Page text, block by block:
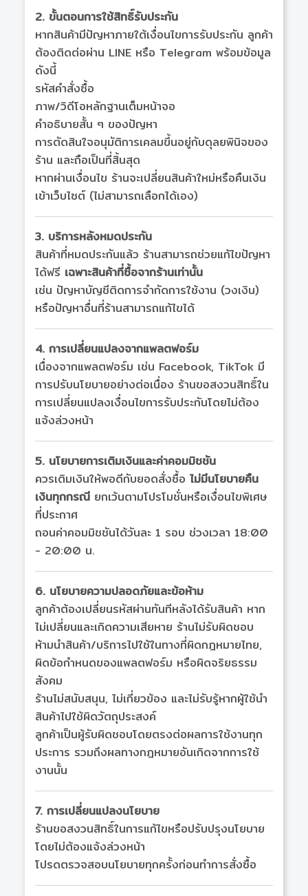
2. ขั้นตอนการใช้สิทธิ์รับประกัน
หากสินค้ามีปัญหาภายใต้เงื่อนไขการรับประกัน ลูกค้า
ต้องติดต่อผ่าน LINE หรือ Telegram พร้อมข้อมูล
ดังนี้
รหัสคำสั่งซื้อ
ภาพ/วิดีโอหลักฐานเต็มหน้าจอ
คำอธิบายสั้น ๆ ของปัญหา
การตัดสินใจอนุมัติการเคลมขึ้นอยู่กับดุลยพินิจของ
ร้าน และถือเป็นที่สิ้นสุด
หากผ่านเงื่อนไข ร้านจะเปลี่ยนสินค้าใหม่หรือคืนเงิน
เข้าเว็บไซต์ (ไม่สามารถเลือกได้เอง)
3. บริการหลังหมดประกัน
สินค้าที่หมดประกันแล้ว ร้านสามารถช่วยแก้ไขปัญหา
ได้ฟรี เฉพาะสินค้าที่ซื้อจากร้านเท่านั้น
เช่น ปัญหาบัญชีติดการจำกัดการใช้งาน (วงเงิน)
หรือปัญหาอื่นที่ร้านสามารถแก้ไขได้
4. การเปลี่ยนแปลงจากแพลตฟอร์ม
เนื่องจากแพลตฟอร์ม เช่น Facebook, TikTok มี
การปรับนโยบายอย่างต่อเนื่อง ร้านขอสงวนสิทธิ์ใน
การเปลี่ยนแปลงเงื่อนไขการรับประกันโดยไม่ต้อง
แจ้งล่วงหน้า
5. นโยบายการเติมเงินและค่าคอมมิชชัน
ควรเติมเงินให้พอดีกับยอดสั่งซื้อ ไม่มีนโยบายคืน
เงินทุกกรณี ยกเว้นตามโปรโมชั่นหรือเงื่อนไขพิเศษ
ที่ประกาศ
ถอนค่าคอมมิชชันได้วันละ 1 รอบ ช่วงเวลา 18:00
- 20:00 น.
6. นโยบายความปลอดภัยและข้อห้าม
ลูกค้าต้องเปลี่ยนรหัสผ่านทันทีหลังได้รับสินค้า หาก
ไม่เปลี่ยนและเกิดความเสียหาย ร้านไม่รับผิดชอบ
ห้ามนำสินค้า/บริการไปใช้ในทางที่ผิดกฎหมายไทย,
ผิดข้อกำหนดของแพลตฟอร์ม หรือผิดจริยธรรม
สังคม
ร้านไม่สนับสนุน, ไม่เกี่ยวข้อง และไม่รับรู้หากผู้ใช้นำ
สินค้าไปใช้ผิดวัตถุประสงค์
ลูกค้าเป็นผู้รับผิดชอบโดยตรงต่อผลการใช้งานทุก
ประการ รวมถึงผลทางกฎหมายอันเกิดจากการใช้
งานนั้น
7. การเปลี่ยนแปลงนโยบาย
ร้านขอสงวนสิทธิ์ในการแก้ไขหรือปรับปรุงนโยบาย
โดยไม่ต้องแจ้งล่วงหน้า
โปรดตรวจสอบนโยบายทุกครั้งก่อนทำการสั่งซื้อ